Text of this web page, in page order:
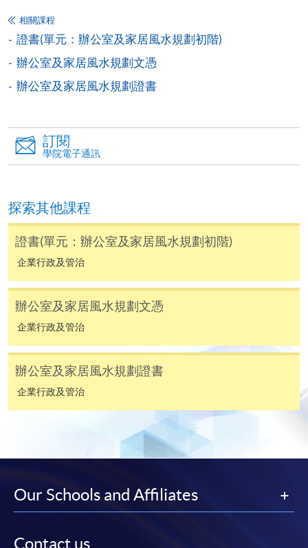
報名辦法
網上報名服務
香港大學專業進修學院提供24小時網上報名及繳費服
務，申請人可通過網上申請個別學歷頒授課程和報讀
機)、VISA 或 Mastercard。除上述支付方式之外，如就
讀學歷頒授課程設有網上服務，在學學員亦可以「微
報讀新課程
填寫網上報名表格
申請人可按該課程網頁的右上角的
圖示進入網上服務網頁，然
後按照指示填妥網上報名表格。
中指定所須文件(如學歷證明)。系統只支援doc,
docx, jpg 和pdf格式之附件。
繳費靈網上服務- 申請人須先開立繳費靈戶口及設
碼，請瀏覽繳費靈網址
相關課程
證書(單元：辦公室及家居風水規劃初階)
辦公室及家居風水規劃文憑
辦公室及家居風水規劃證書
訂閱
學院電子通訊
探索其他課程
證書(單元：辦公室及家居風水規劃初階)
企業行政及管治
辦公室及家居風水規劃文憑
企業行政及管治
辦公室及家居風水規劃證書
企業行政及管治
Our Schools and Affiliates
Contact us